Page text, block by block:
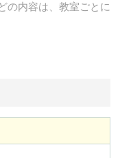
の内容は、教室ごとに